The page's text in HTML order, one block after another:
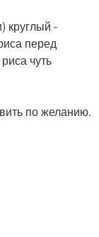
круглый -
перед
чуть
по желанию.